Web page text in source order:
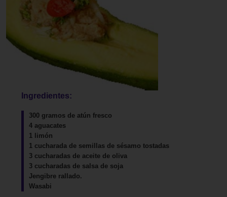
Ingredientes:
300 gramos de atún fresco
4 aguacates
1 limón
1 cucharada de semillas de sésamo tostadas
3 cucharadas de aceite de oliva
3 cucharadas de salsa de soja
Jengibre rallado.
Wasabi